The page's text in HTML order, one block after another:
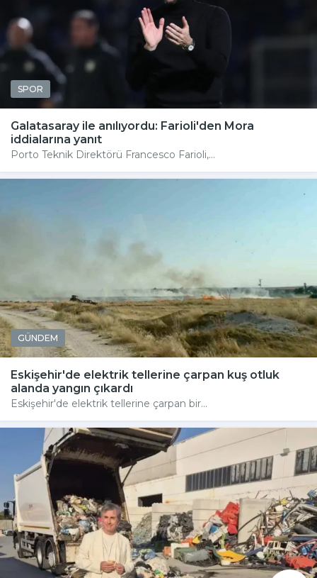
SPOR
Galatasaray ile anılıyordu: Farioli'den Mora
iddialarına yanıt
Porto Teknik Direktörü Francesco Farioli,...
GÜNDEM
Eskişehir'de elektrik tellerine çarpan kuş otluk
alanda yangın çıkardı
Eskişehir'de elektrik tellerine çarpan bir...